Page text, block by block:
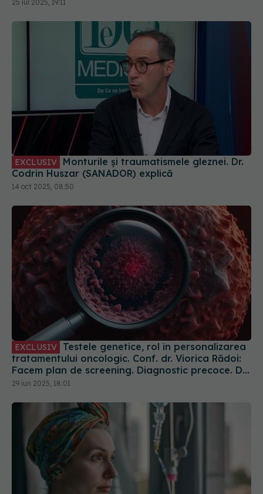
25 iul 2025, 19:11
EXCLUSIV
Codrin Huszar (SANADOR) explică
14 oct 2025, 08:50
EXCLUSIV
tratamentului oncologic. Conf. dr. Viorica Rădoi:
Facem plan de screening. Diagnostic precoce. Dr.
Eduard Dănăilă: Sunt gratuite
29 iun 2025, 18:01